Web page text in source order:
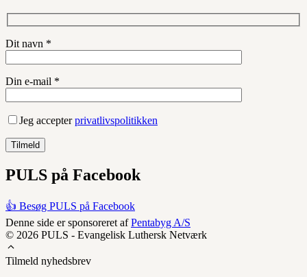
Dit navn *
Din e-mail *
Jeg accepterprivatlivspolitikken
PULS på Facebook
👍 Besøg PULS på Facebook
Denne side er sponsoreret afPentabyg A/S
© 2026 PULS - Evangelisk Luthersk Netværk
Tilmeld nyhedsbrev